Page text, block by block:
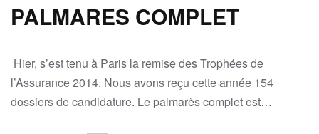
PALMARES COMPLET
Hier, s’est tenu à Paris la remise des Trophées de
l’Assurance 2014. Nous avons reçu cette année 154
dossiers de candidature. Le palmarès complet est…